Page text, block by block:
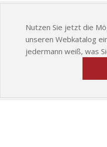
Nutzen Sie jetzt die
unseren Webkatalog
jedermann weiß, was